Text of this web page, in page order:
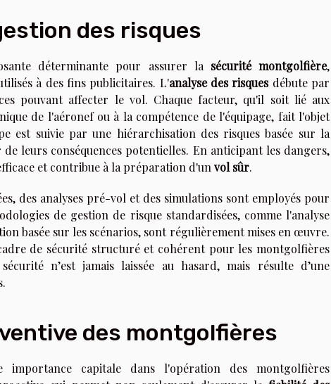
des risques
déterminante pour assurer la sécurité montgolfière,
à des fins publicitaires. L'analyse des risquesdébute par
pouvant affecter le vol. Chaque facteur, qu'il soit lié aux
de l'aéronef ou à la compétence de l'équipage, fait l'objet
est suivie par une hiérarchisation des risques basée sur la
leurs conséquences potentielles. En anticipant les dangers,
et contribue à la préparation d'unvol sûr.
des analyses pré-vol et des simulations sont employés pour
de gestion de risque standardisées, comme l'analyse
basée sur les scénarios, sont régulièrement mises en œuvre.
de sécurité structuré et cohérent pour les montgolfières
n’est jamais laissée au hasard, mais résulte d’une
des montgolfières
capitale dans l'opération des montgolfières